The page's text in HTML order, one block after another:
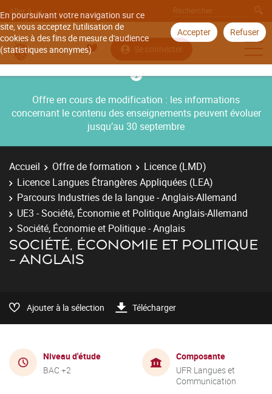
En poursuivant votre navigation sur ce
site, vous acceptez l'utilisation de
cookies à des fins de mesure d'audience
(statistiques anonymes).
Accepter Refuser
Aller à
Se connecter
Offre en cours de modification : les informations
concernant le contenu des enseignements peuvent évoluer
jusqu’au 30 septembre
Accueil Offre de formation
Licence (LMD)
Licence Langues Étrangères Appliquées (LEA)
Parcours Industries de la langue - Anglais-Allemand
UE3 - Société, Économie et Politique Anglais-Allemand
Société, Économie et Politique - Anglais
SOCIÉTÉ, ÉCONOMIE ET POLITIQUE
- ANGLAIS
Ajouter à la sélection Télécharger
Niveau d'étude
BAC +2
Composante
UFR Langues et
Communication